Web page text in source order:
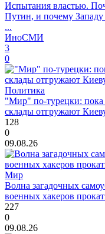
Испытания властью.
Путин, и почему Западу
...
ИноСМИ
3
0
Политика
"Мир" по-турецки: пока
склады отгружают
128
0
09.08.26
Мир
Волна загадочных
военных хакеров
227
0
09.08.26